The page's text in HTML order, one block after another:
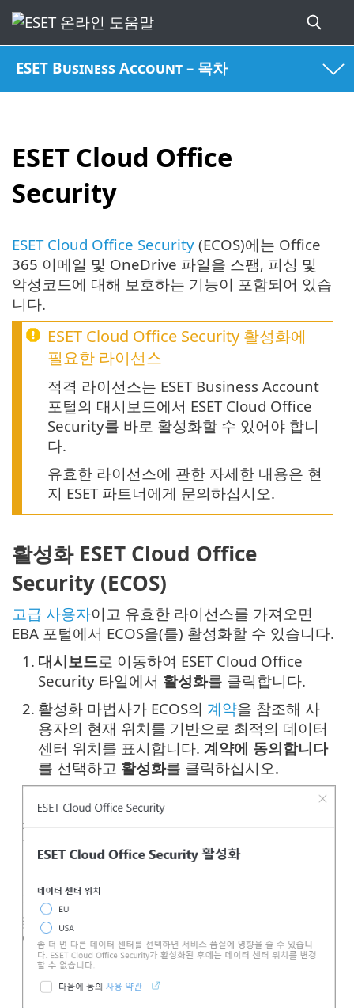
ESET Business Account – 목차
ESET Cloud Office
Security
ESET Cloud Office Security (ECOS)에는 Office
365 이메일 및 OneDrive 파일을 스팸, 피싱 및
악성코드에 대해 보호하는 기능이 포함되어 있습
니다.
ESET Cloud Office Security 활성화에
필요한 라이선스
적격 라이선스는 ESET Business Account
포털의 대시보드에서 ESET Cloud Office
Security를 바로 활성화할 수 있어야 합니
다.
유효한 라이선스에 관한 자세한 내용은 현
지 ESET 파트너에게 문의하십시오.
활성화 ESET Cloud Office
Security (ECOS)
고급 사용자이고 유효한 라이선스를 가져오면
EBA 포털에서 ECOS을(를) 활성화할 수 있습니다.
1. 대시보드로 이동하여 ESET Cloud Office
Security 타일에서 활성화를 클릭합니다.
2. 활성화 마법사가 ECOS의 계약을 참조해 사
용자의 현재 위치를 기반으로 최적의 데이터
센터 위치를 표시합니다. 계약에 동의합니다
를 선택하고 활성화를 클릭하십시오.